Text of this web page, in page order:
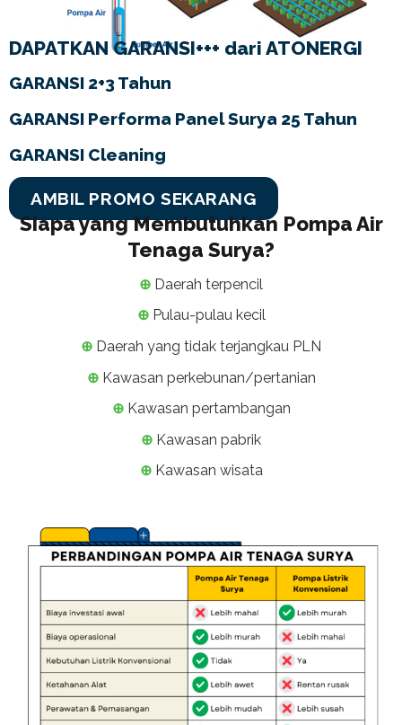
DAPATKAN GARANSI+++ dari ATONERGI
GARANSI 2+3 Tahun
GARANSI Performa Panel Surya 25 Tahun
GARANSI Cleaning
AMBIL PROMO SEKARANG
Siapa yang Membutuhkan Pompa Air
Tenaga Surya?
⊕ Daerah terpencil
⊕ Pulau-pulau kecil
⊕ Daerah yang tidak terjangkau PLN
⊕ Kawasan perkebunan/pertanian
⊕ Kawasan pertambangan
⊕ Kawasan pabrik
⊕ Kawasan wisata